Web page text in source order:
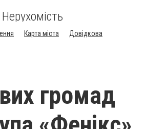
Нерухомість
Карта міста Довідкова
громад